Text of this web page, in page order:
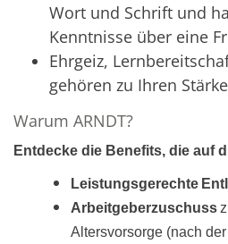
Wort und Schrift und
Kenntnisse über eine
Ehrgeiz,
gehören zu Ihren
Warum ARNDT?
Entdecke die Benefits, die auf
Leistungsgerechte
Arbeitgeberzuschuss
Altersvorsorge (nach der